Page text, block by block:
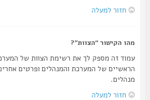
חזור למעלה
מהו הקישור “הצוות”?
עמוד זה מספק לך את רשימת הצוות של המערכת,
הראשיים של המערכת והמנהלים ופרטים אחרים
מנהלים.
חזור למעלה